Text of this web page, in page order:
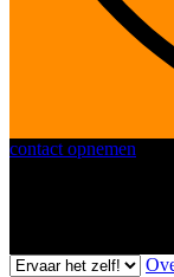
contact opnemen